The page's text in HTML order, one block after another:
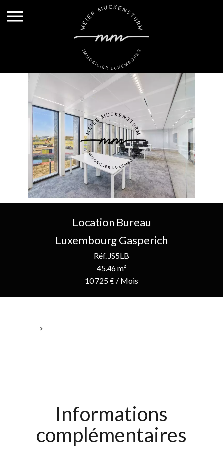
Location Bureau
Luxembourg Gasperich
Réf. JS5LB
45.46 m²
10 725 € / Mois
Informations
complémentaires